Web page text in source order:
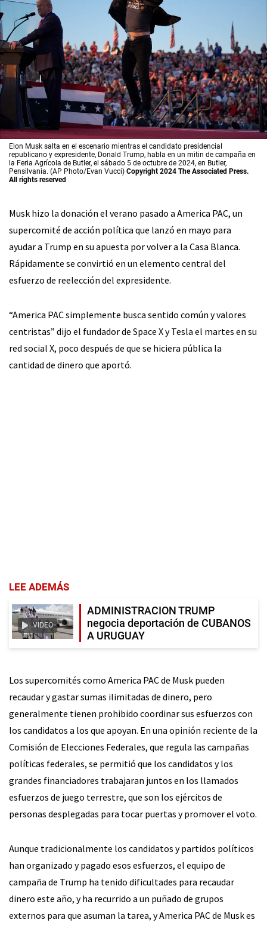
Elon Musk salta en el escenario mientras el candidato presidencial
republicano y expresidente, Donald Trump, habla en un mitin de campaña en
la Feria Agrícola de Butler, el sábado 5 de octubre de 2024, en Butler,
Pensilvania. (AP Photo/Evan Vucci) Copyright 2024 The Associated Press.
All rights reserved
Musk hizo la donación el verano pasado a America PAC, un
supercomité de acción política que lanzó en mayo para
ayudar a Trump en su apuesta por volver a la Casa Blanca.
Rápidamente se convirtió en un elemento central del
esfuerzo de reelección del expresidente.
“America PAC simplemente busca sentido común y valores
centristas” dijo el fundador de Space X y Tesla el martes en su
red social X, poco después de que se hiciera pública la
cantidad de dinero que aportó.
LEE ADEMÁS
VIDEO
ADMINISTRACION TRUMP
negocia deportación de CUBANOS
A URUGUAY
Los supercomités como America PAC de Musk pueden
recaudar y gastar sumas ilimitadas de dinero, pero
generalmente tienen prohibido coordinar sus esfuerzos con
los candidatos a los que apoyan. En una opinión reciente de la
Comisión de Elecciones Federales, que regula las campañas
políticas federales, se permitió que los candidatos y los
grandes financiadores trabajaran juntos en los llamados
esfuerzos de juego terrestre, que son los ejércitos de
personas desplegadas para tocar puertas y promover el voto.
Aunque tradicionalmente los candidatos y partidos políticos
han organizado y pagado esos esfuerzos, el equipo de
campaña de Trump ha tenido dificultades para recaudar
dinero este año, y ha recurrido a un puñado de grupos
externos para que asuman la tarea, y America PAC de Musk es